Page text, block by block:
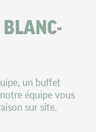
un buffet
équipe vous
sur site.